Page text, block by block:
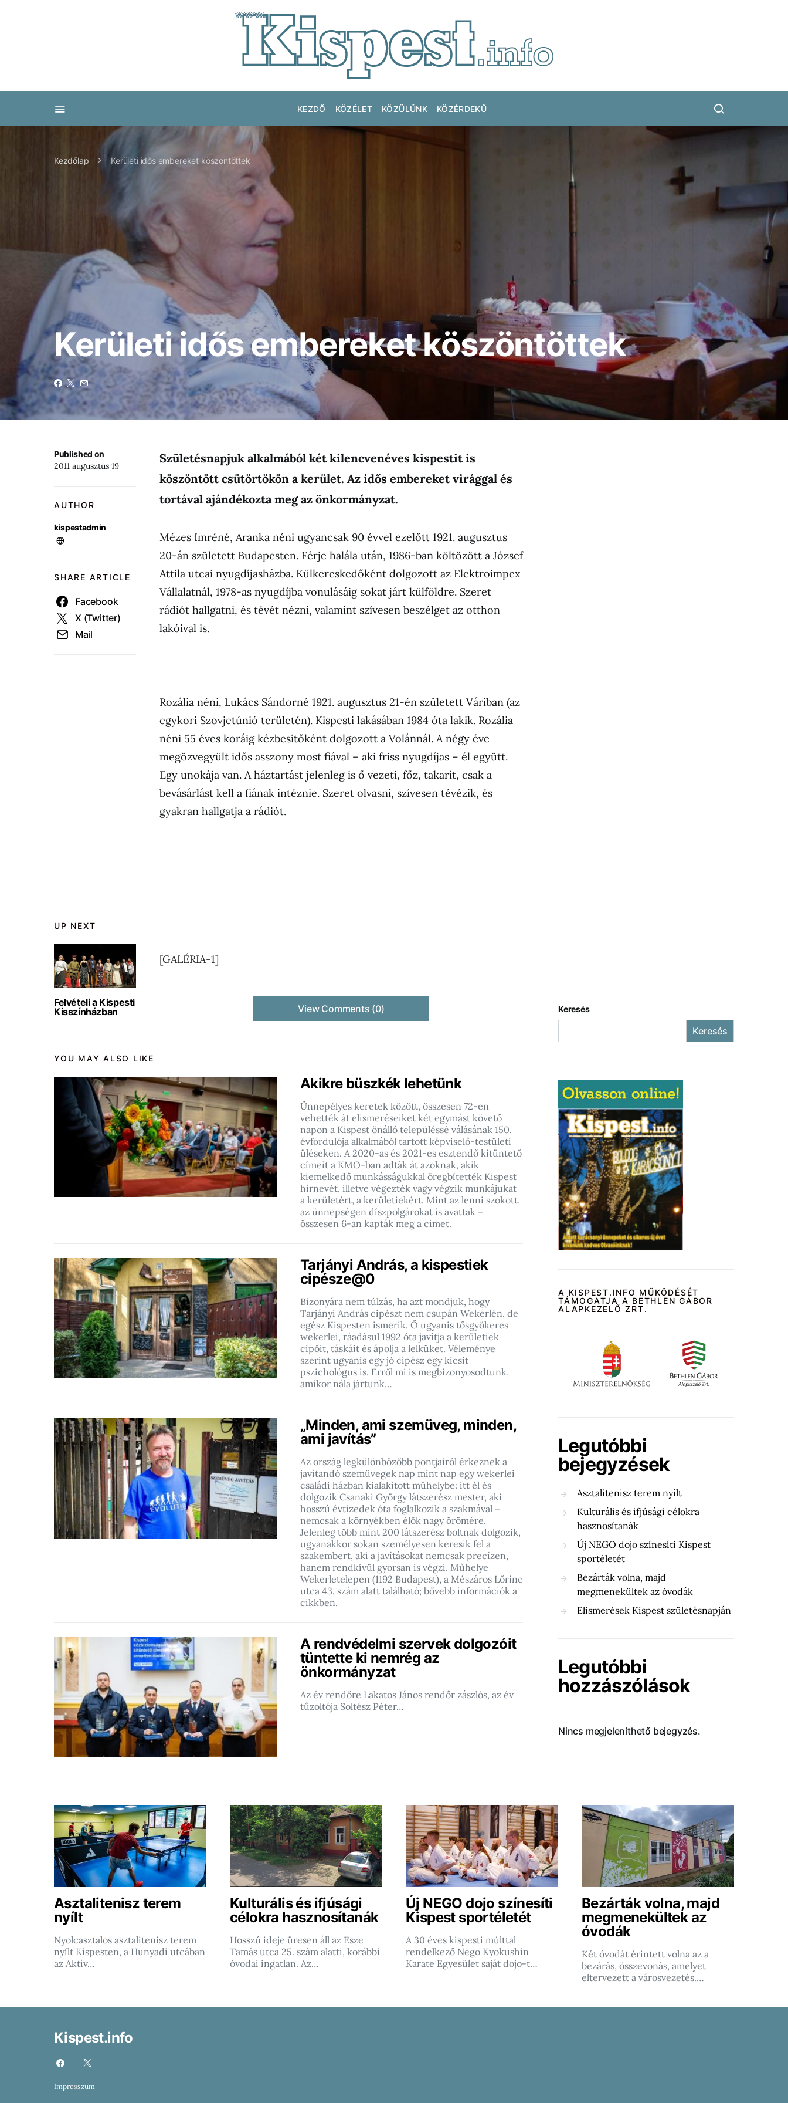
KEZDŐ KÖZÉLET KÖZÜLÜNK KÖZÉRDEKŰ
Kezdőlap Kerületi idős embereket köszöntöttek
Kerületi idős embereket köszöntöttek
UP NEXT
Felvételi a Kispesti
Kisszínházban
Published on
2011 augusztus 19
AUTHOR
kispestadmin
SHARE ARTICLE
Facebook
X (Twitter)
Mail
Születésnapjuk alkalmából két kilencvenéves kispestit is
köszöntött csütörtökön a kerület. Az idős embereket virággal és
tortával ajándékozta meg az önkormányzat.
Mézes Imréné, Aranka néni ugyancsak 90 évvel ezelőtt 1921. augusztus
20-án született Budapesten. Férje halála után, 1986-ban költözött a József
Attila utcai nyugdíjasházba. Külkereskedőként dolgozott az Elektroimpex
Vállalatnál, 1978-as nyugdíjba vonulásáig sokat járt külföldre. Szeret
rádiót hallgatni, és tévét nézni, valamint szívesen beszélget az otthon
lakóival is.
Rozália néni, Lukács Sándorné 1921. augusztus 21-én született Váriban (az
egykori Szovjetúnió területén). Kispesti lakásában 1984 óta lakik. Rozália
néni 55 éves koráig kézbesítőként dolgozott a Volánnál. A négy éve
megözvegyült idős asszony most fiával – aki friss nyugdíjas – él együtt.
Egy unokája van. A háztartást jelenleg is ő vezeti, főz, takarít, csak a
bevásárlást kell a fiának intéznie. Szeret olvasni, szívesen tévézik, és
gyakran hallgatja a rádiót.
[GALÉRIA-1]
View Comments (0)
YOU MAY ALSO LIKE
Akikre büszkék lehetünk
Ünnepélyes keretek között, összesen 72-en
vehették át elismeréseiket két egymást követő
napon a Kispest önálló településsé válásának 150.
évfordulója alkalmából tartott képviselő-testületi
üléseken. A 2020-as és 2021-es esztendő kitüntető
címeit a KMO-ban adták át azoknak, akik
kiemelkedő munkásságukkal öregbítették Kispest
hírnevét, illetve végezték vagy végzik munkájukat
a kerületért, a kerületiekért. Mint az lenni szokott,
az ünnepségen díszpolgárokat is avattak –
összesen 6-an kapták meg a címet.
Tarjányi András, a kispestiek
cipésze@0
Bizonyára nem túlzás, ha azt mondjuk, hogy
Tarjányi András cipészt nem csupán Wekerlén, de
egész Kispesten ismerik. Ő ugyanis tősgyökeres
wekerlei, ráadásul 1992 óta javítja a kerületiek
cipőit, táskáit és ápolja a lelküket. Véleménye
szerint ugyanis egy jó cipész egy kicsit
pszichológus is. Erről mi is megbizonyosodtunk,
amikor nála jártunk…
„Minden, ami szemüveg, minden,
ami javítás”
Az ország legkülönbözőbb pontjairól érkeznek a
javítandó szemüvegek nap mint nap egy wekerlei
családi házban kialakított műhelybe: itt él és
dolgozik Csanaki György látszerész mester, aki
hosszú évtizedek óta foglalkozik a szakmával –
nemcsak a környékben élők nagy örömére.
Jelenleg több mint 200 látszerész boltnak dolgozik,
ugyanakkor sokan személyesen keresik fel a
szakembert, aki a javításokat nemcsak precízen,
hanem rendkívül gyorsan is végzi. Műhelye
Wekerletelepen (1192 Budapest), a Mészáros Lőrinc
utca 43. szám alatt található; bővebb információk a
cikkben.
A rendvédelmi szervek dolgozóit
tüntette ki nemrég az
önkormányzat
Az év rendőre Lakatos János rendőr zászlós, az év
tűzoltója Soltész Péter…
Keresés
Keresés
A KISPEST.INFO MŰKÖDÉSÉT
TÁMOGATJA A BETHLEN GÁBOR
ALAPKEZELŐ ZRT.
Legutóbbi
bejegyzések
Asztalitenisz terem nyílt
Kulturális és ifjúsági célokra
hasznosítanák
Új NEGO dojo színesíti Kispest
sportéletét
Bezárták volna, majd
megmenekültek az óvodák
Elismerések Kispest születésnapján
Legutóbbi
hozzászólások
Nincs megjeleníthető bejegyzés.
Asztalitenisz terem
nyílt
Nyolcasztalos asztalitenisz terem
nyílt Kispesten, a Hunyadi utcában
az Aktív…
Kulturális és ifjúsági
célokra hasznosítanák
Hosszú ideje üresen áll az Esze
Tamás utca 25. szám alatti, korábbi
óvodai ingatlan. Az…
Új NEGO dojo színesíti
Kispest sportéletét
A 30 éves kispesti múlttal
rendelkező Nego Kyokushin
Karate Egyesület saját dojo-t…
Bezárták volna, majd
megmenekültek az
óvodák
Két óvodát érintett volna az a
bezárás, összevonás, amelyet
eltervezett a városvezetés.…
Kispest.info
Impresszum